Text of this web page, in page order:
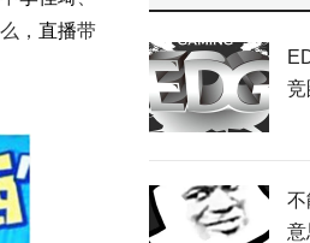
， 直播带
竞
不
意